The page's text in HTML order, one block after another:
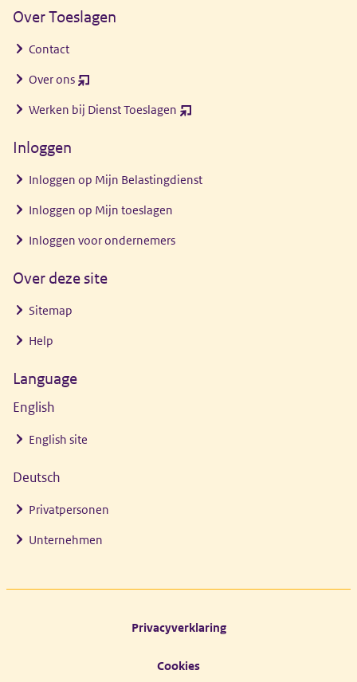
Over Toeslagen
Contact
Over ons (opent
venster)
Werken bij Dienst Toeslagen (opent
Inloggen
Inloggen op Mijn Belastingdienst
Inloggen op Mijn toeslagen
Inloggen voor ondernemers
Over deze site
Sitemap
Help
Language
English
English site
Deutsch
Privatpersonen
Unternehmen
Privacyverklaring
Cookies